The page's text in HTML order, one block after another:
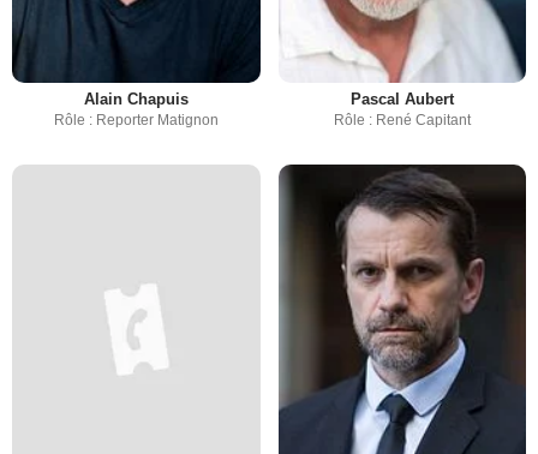
Alain Chapuis
Rôle : Reporter Matignon
Pascal Aubert
Rôle : René Capitant